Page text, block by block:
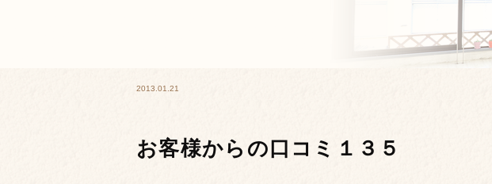
2013.01.21
お客様からの口コミ１３５